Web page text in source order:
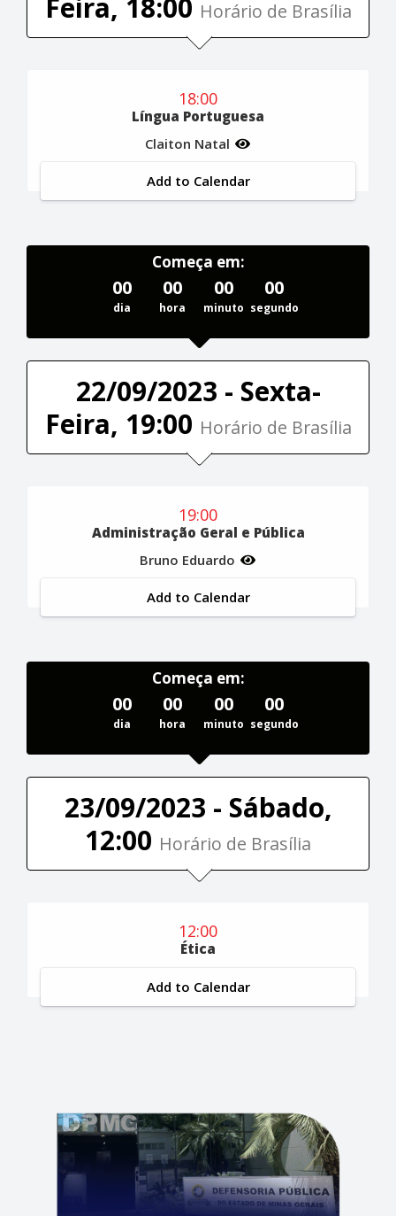
Horário de Brasília
18:00
Língua Portuguesa
Claiton Natal
Add to Calendar
Começa em:
00
dia
00
hora
00
minuto
00
segundo
22/09/2023 - Sexta-
Feira, 19:00 Horário de Brasília
19:00
Administração Geral e Pública
Bruno Eduardo
Add to Calendar
Começa em:
00
dia
00
hora
00
minuto
00
segundo
23/09/2023 - Sábado,
12:00 Horário de Brasília
12:00
Ética
Add to Calendar